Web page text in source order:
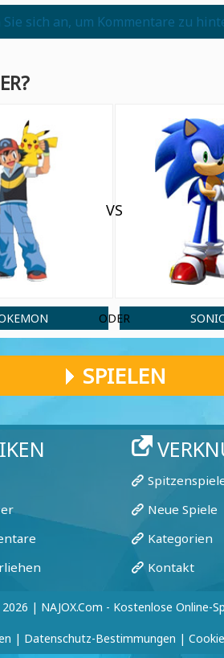
Sie sich an, um Kommentare zu
VS
ODER
SPIELEN
| NAJOX.com - Kostenlose Online-
| Datenschutz-Bestimmungen |